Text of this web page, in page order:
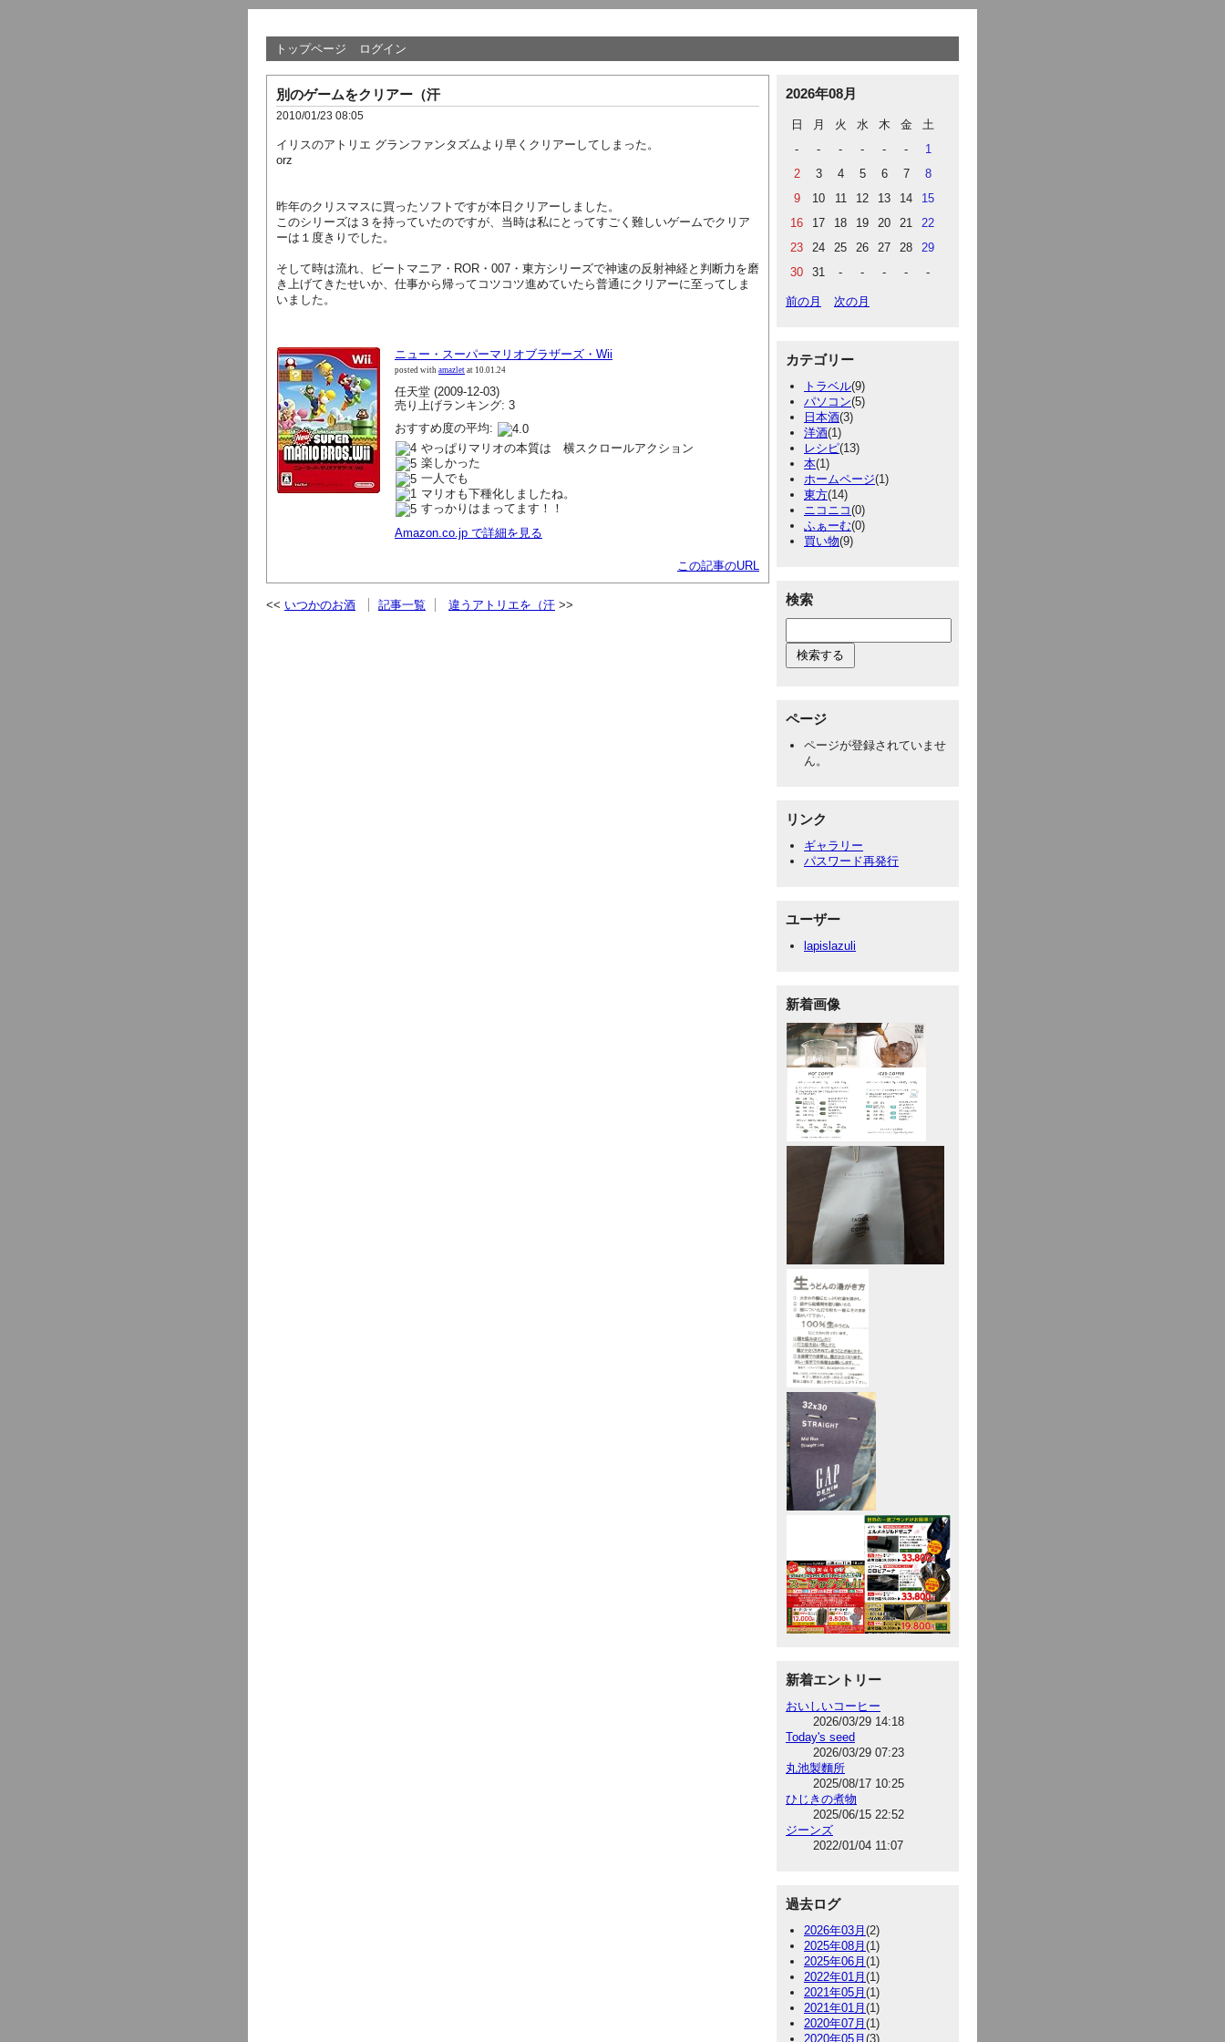
トップページ ログイン
別のゲームをクリアー（汗
2010/01/23 08:05
イリスのアトリエ グランファンタズムより早くクリアーしてしまった。
orz
昨年のクリスマスに買ったソフトですが本日クリアーしました。
このシリーズは３を持っていたのですが、当時は私にとってすごく難しいゲームでクリア
ーは１度きりでした。
そして時は流れ、ビートマニア・ROR・007・東方シリーズで神速の反射神経と判断力を磨
き上げてきたせいか、仕事から帰ってコツコツ進めていたら普通にクリアーに至ってしま
いました。
ニュー・スーパーマリオブラザーズ・Wii
posted with amazlet at 10.01.24
任天堂 (2009-12-03)
売り上げランキング: 3
おすすめ度の平均:
やっぱりマリオの本質は 横スクロールアクション
楽しかった
一人でも
マリオも下種化しましたね。
すっかりはまってます！！
Amazon.co.jp で詳細を見る
この記事のURL
いつかのお酒 記事一覧 違うアトリエを（汗
2026年08月
日 月 火 水 木 金
土
-
- - - - -
1
2
3 4 5 6 7
8
9
10 11 12 13 14
15
16
17 18 19 20 21
22
23
24 25 26 27 28
29
30
31 - - - - -
前の月 次の月
カテゴリー
トラベル(9)
パソコン(5)
日本酒(3)
洋酒(1)
レシピ(13)
本(1)
ホームページ(1)
東方(14)
ニコニコ(0)
ふぁーむ(0)
買い物(9)
検索
ページ
ページが登録されていませ
ん。
リンク
ギャラリー
パスワード再発行
ユーザー
lapislazuli
新着画像
新着エントリー
おいしいコーヒー
2026/03/29 14:18
Today's seed
2026/03/29 07:23
丸池製麵所
2025/08/17 10:25
ひじきの煮物
2025/06/15 22:52
ジーンズ
2022/01/04 11:07
過去ログ
2026年03月(2)
2025年08月(1)
2025年06月(1)
2022年01月(1)
2021年05月(1)
2021年01月(1)
2020年07月(1)
2020年05月(3)